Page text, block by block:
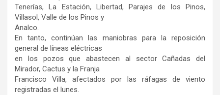
Tenerías, La Estación, Libertad, Parajes de los Pinos,
Villasol, Valle de los Pinos y
Analco.
En tanto, continúan las maniobras para la reposición
general de líneas eléctricas
en los pozos que abastecen al sector Cañadas del
Mirador, Cactus y la Franja
Francisco Villa, afectados por las ráfagas de viento
registradas el lunes.